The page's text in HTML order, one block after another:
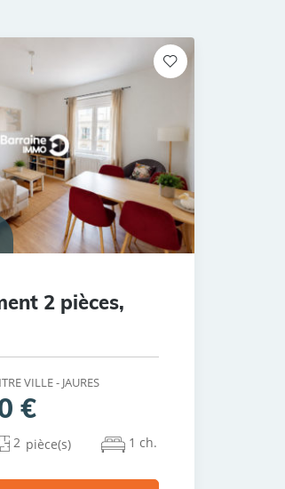
2 pièces,
VILLE - JAURES
€
2 pièce(s) 1 ch.